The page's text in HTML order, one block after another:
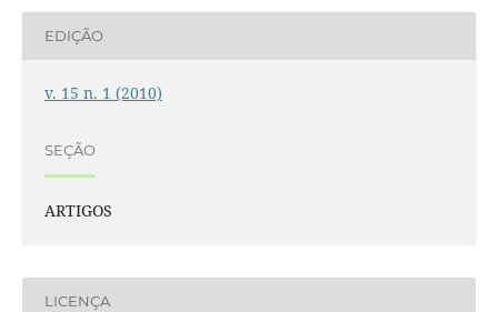
EDIÇÃO
v. 15 n. 1 (2010)
SEÇÃO
ARTIGOS
LICENÇA